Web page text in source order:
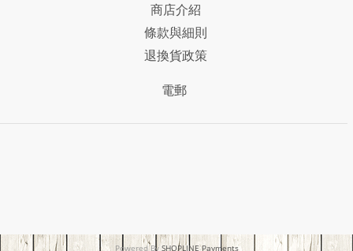
商店介紹
條款與細則
退換貨政策
電郵
Powered BySHOPLINE Payments